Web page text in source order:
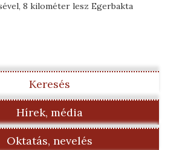
8 kilométer lesz Egerbakta
Keresés
Hírek, média
Oktatás, nevelés